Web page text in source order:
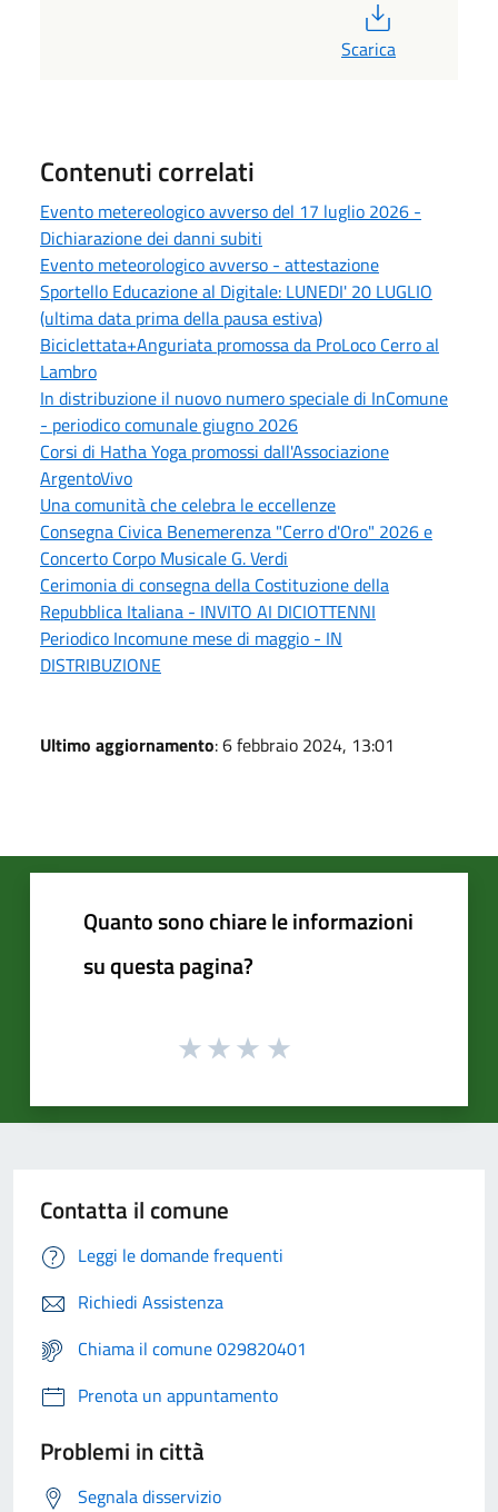
Scarica
Contenuti correlati
Evento metereologico avverso del 17 luglio 2026 -
Dichiarazione dei danni subiti
Evento meteorologico avverso - attestazione
Sportello Educazione al Digitale: LUNEDI' 20 LUGLIO
(ultima data prima della pausa estiva)
Biciclettata+Anguriata promossa da ProLoco Cerro al
Lambro
In distribuzione il nuovo numero speciale di InComune
- periodico comunale giugno 2026
Corsi di Hatha Yoga promossi dall'Associazione
ArgentoVivo
Una comunità che celebra le eccellenze
Consegna Civica Benemerenza "Cerro d'Oro" 2026 e
Concerto Corpo Musicale G. Verdi
Cerimonia di consegna della Costituzione della
Repubblica Italiana - INVITO AI DICIOTTENNI
Periodico Incomune mese di maggio - IN
DISTRIBUZIONE
Ultimo aggiornamento: 6 febbraio 2024, 13:01
Quanto sono chiare le informazioni
su questa pagina?
Contatta il comune
Leggi le domande frequenti
Richiedi Assistenza
Chiama il comune 029820401
Prenota un appuntamento
Problemi in città
Segnala disservizio